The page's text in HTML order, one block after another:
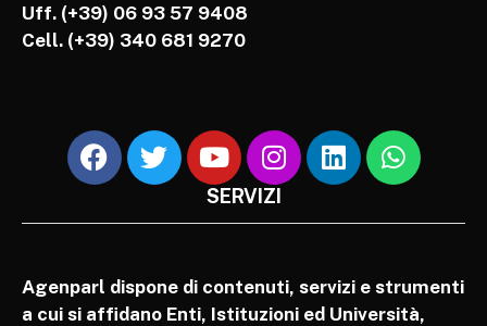
Uff. (+39) 06 93 57 9408
Cell. (+39) 340 681 9270
SERVIZI
Agenparl dispone di contenuti, servizi e strumenti
a cui si affidano Enti, Istituzioni ed Università,